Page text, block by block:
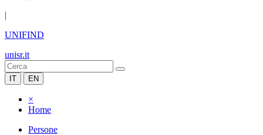
|
UNIFIND
unisr.it
IT EN
×
Home
Persone